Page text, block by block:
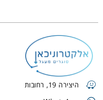
היצירה 19, רחובות